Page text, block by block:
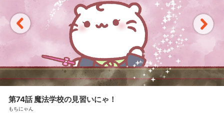
第74話 魔法学校の見習いにゃ！
もちにゃん